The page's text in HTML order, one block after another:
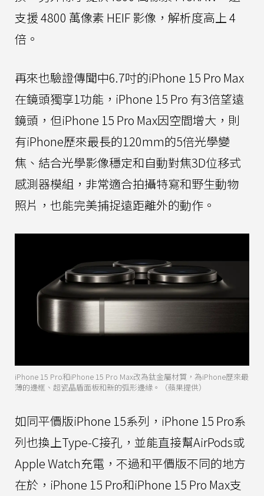
支援 4800 萬像素 HEIF 影像，解析度高上 4
倍。
再來也驗證傳聞中6.7吋的iPhone 15 Pro Max
在鏡頭獨享1功能，iPhone 15 Pro 有3倍望遠
鏡頭，但iPhone 15 Pro Max因空間增大，則
有iPhone歷來最長的120mm的5倍光學變
焦、結合光學影像穩定和自動對焦3D位移式
感測器模組，非常適合拍攝特寫和野生動物
照片，也能完美捕捉遠距離外的動作。
iPhone 15 Pro和iPhone 15 Pro Max改為鈦金屬材質，為iPhone歷來最
薄的邊框、超瓷晶盾面板和新的弧形邊緣。（蘋果提供）
如同平價版iPhone 15系列，iPhone 15 Pro系
列也換上Type-C接孔，並能直接幫AirPods或
Apple Watch充電，不過和平價版不同的地方
在於，iPhone 15 Pro和iPhone 15 Pro Max支